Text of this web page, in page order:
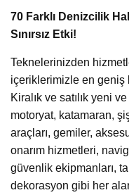
70 Farklı Denizcilik
Sınırsız Etki!
Teknelerinizden
içeriklerimizle en geniş
Kiralık ve satılık yeni
motoryat, katamaran,
araçları, gemiler,
onarım hizmetleri,
güvenlik ekipmanları,
dekorasyon gibi her